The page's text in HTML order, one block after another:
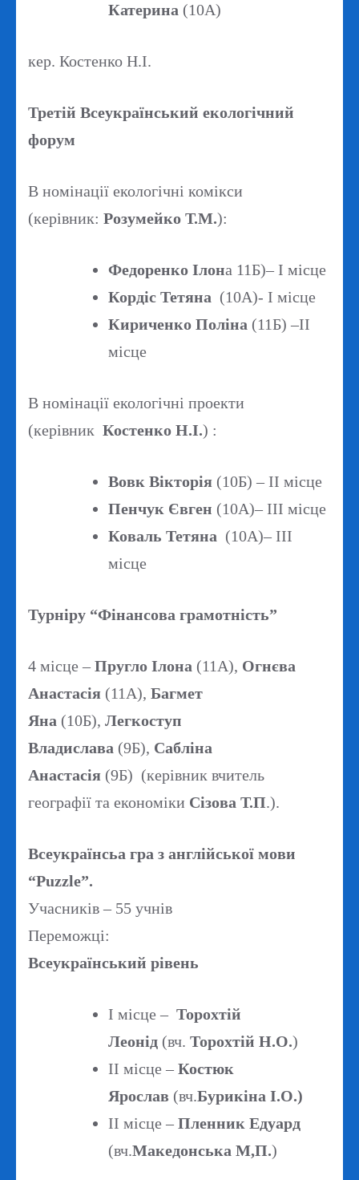
Катерина (10А)
кер. Костенко Н.І.
Третій Всеукраїнський екологічний
форум
В номінації екологічні комікси
(керівник: Розумейко Т.М.):
Федоренко Ілона 11Б)– І місце
Кордіс Тетяна (10А)- І місце
Кириченко Поліна (11Б) –ІІ
місце
В номінації екологічні проекти
(керівник Костенко Н.І.) :
Вовк Вікторія (10Б) – ІІ місце
Пенчук Євген (10А)– ІІІ місце
Коваль Тетяна (10А)– ІІІ
місце
Турніру “Фінансова грамотність”
4 місце – Пругло Ілона (11А), Огнєва
Анастасія (11А), Багмет
Яна (10Б), Легкоступ
Владислава (9Б), Сабліна
Анастасія (9Б) (керівник вчитель
географії та економіки Сізова Т.П.).
Всеукраїнсьа гра з англійської мови
“Puzzle”.
Учасників – 55 учнів
Переможці:
Всеукраїнський рівень
І місце – Торохтій
Леонід (вч. Торохтій Н.О.)
ІІ місце – Костюк
Ярослав (вч.Бурикіна І.О.)
ІІ місце – Пленник Едуард
(вч.Македонська М,П.)